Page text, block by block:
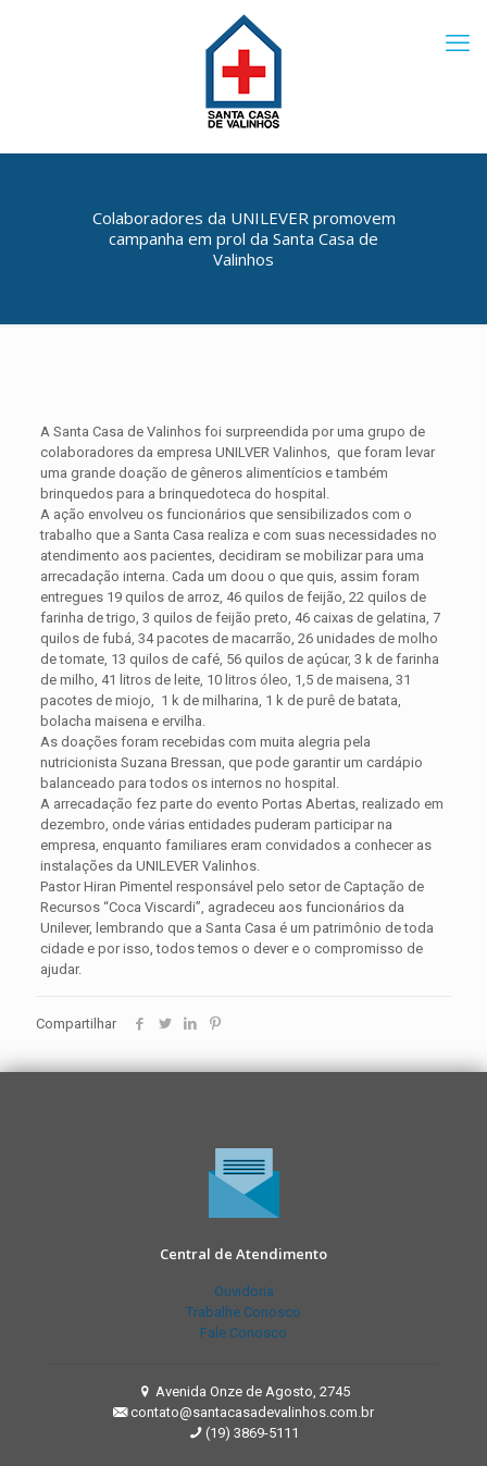
Colaboradores da UNILEVER promovem
campanha em prol da Santa Casa de
Valinhos
A Santa Casa de Valinhos foi surpreendida por uma grupo de
colaboradores da empresa UNILVER Valinhos, que foram levar
uma grande doação de gêneros alimentícios e também
brinquedos para a brinquedoteca do hospital.
A ação envolveu os funcionários que sensibilizados com o
trabalho que a Santa Casa realiza e com suas necessidades no
atendimento aos pacientes, decidiram se mobilizar para uma
arrecadação interna. Cada um doou o que quis, assim foram
entregues 19 quilos de arroz, 46 quilos de feijão, 22 quilos de
farinha de trigo, 3 quilos de feijão preto, 46 caixas de gelatina, 7
quilos de fubá, 34 pacotes de macarrão, 26 unidades de molho
de tomate, 13 quilos de café, 56 quilos de açúcar, 3 k de farinha
de milho, 41 litros de leite, 10 litros óleo, 1,5 de maisena, 31
pacotes de miojo, 1 k de milharina, 1 k de purê de batata,
bolacha maisena e ervilha.
As doações foram recebidas com muita alegria pela
nutricionista Suzana Bressan, que pode garantir um cardápio
balanceado para todos os internos no hospital.
A arrecadação fez parte do evento Portas Abertas, realizado em
dezembro, onde várias entidades puderam participar na
empresa, enquanto familiares eram convidados a conhecer as
instalações da UNILEVER Valinhos.
Pastor Hiran Pimentel responsável pelo setor de Captação de
Recursos “Coca Viscardi”, agradeceu aos funcionários da
Unilever, lembrando que a Santa Casa é um patrimônio de toda
cidade e por isso, todos temos o dever e o compromisso de
ajudar.
Compartilhar
Central de Atendimento
Ouvidoria
Trabalhe Conosco
Fale Conosco
Avenida Onze de Agosto, 2745
contato@santacasadevalinhos.com.br
(19) 3869-5111